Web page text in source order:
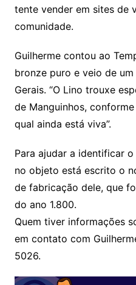
tente vender em sites de
comunidade.
Guilherme contou ao
bronze puro e veio de
Gerais. “O Lino trouxe
de Manguinhos,
qual ainda está viva”.
Para ajudar a identificar
no objeto está escrito o
de fabricação dele, que
do ano 1.800.
Quem tiver informações
em contato com
5026.